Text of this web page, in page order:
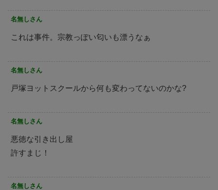
名無しさん
これは事件。宗教っぽい匂いも漂うなぁ
名無しさん
戸塚ヨットスクールから何も変わってないのかな?
名無しさん
悪徳な引き出し屋
許すまじ！
名無しさん